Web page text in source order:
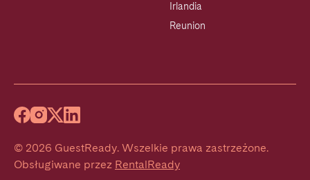
Irlandia
Reunion
© 2026 GuestReady. Wszelkie prawa zastrzeżone.
Obsługiwane przez RentalReady